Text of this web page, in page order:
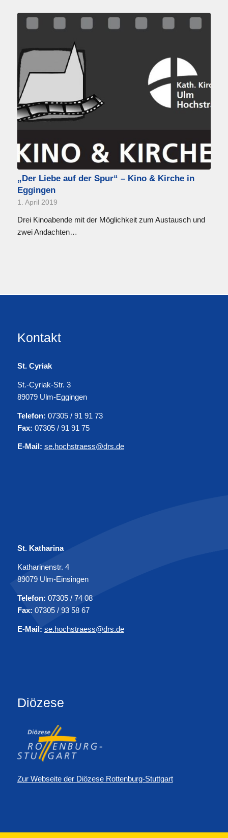
„Der Liebe auf der Spur“ – Kino & Kirche in
Eggingen
1. April 2019
Drei Kinoabende mit der Möglichkeit zum Austausch und
zwei Andachten…
Kontakt
St. Cyriak
St.-Cyriak-Str. 3
89079 Ulm-Eggingen
Telefon: 07305 / 91 91 73
Fax: 07305 / 91 91 75
E-Mail: se.hochstraess@drs.de
St. Katharina
Katharinenstr. 4
89079 Ulm-Einsingen
Telefon: 07305 / 74 08
Fax: 07305 / 93 58 67
E-Mail: se.hochstraess@drs.de
Diözese
Zur Webseite der Diözese Rottenburg-Stuttgart